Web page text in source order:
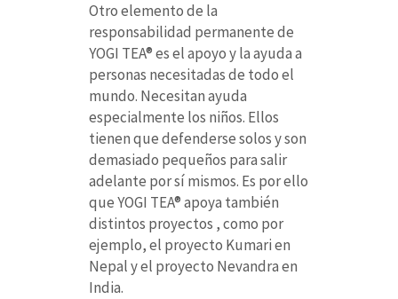
Otro elemento de la
responsabilidad permanente de
YOGI TEA® es el apoyo y la ayuda a
personas necesitadas de todo el
mundo. Necesitan ayuda
especialmente los niños. Ellos
tienen que defenderse solos y son
demasiado pequeños para salir
adelante por sí mismos. Es por ello
que YOGI TEA® apoya también
distintos proyectos , como por
ejemplo, el proyecto Kumari en
Nepal y el proyecto Nevandra en
India.